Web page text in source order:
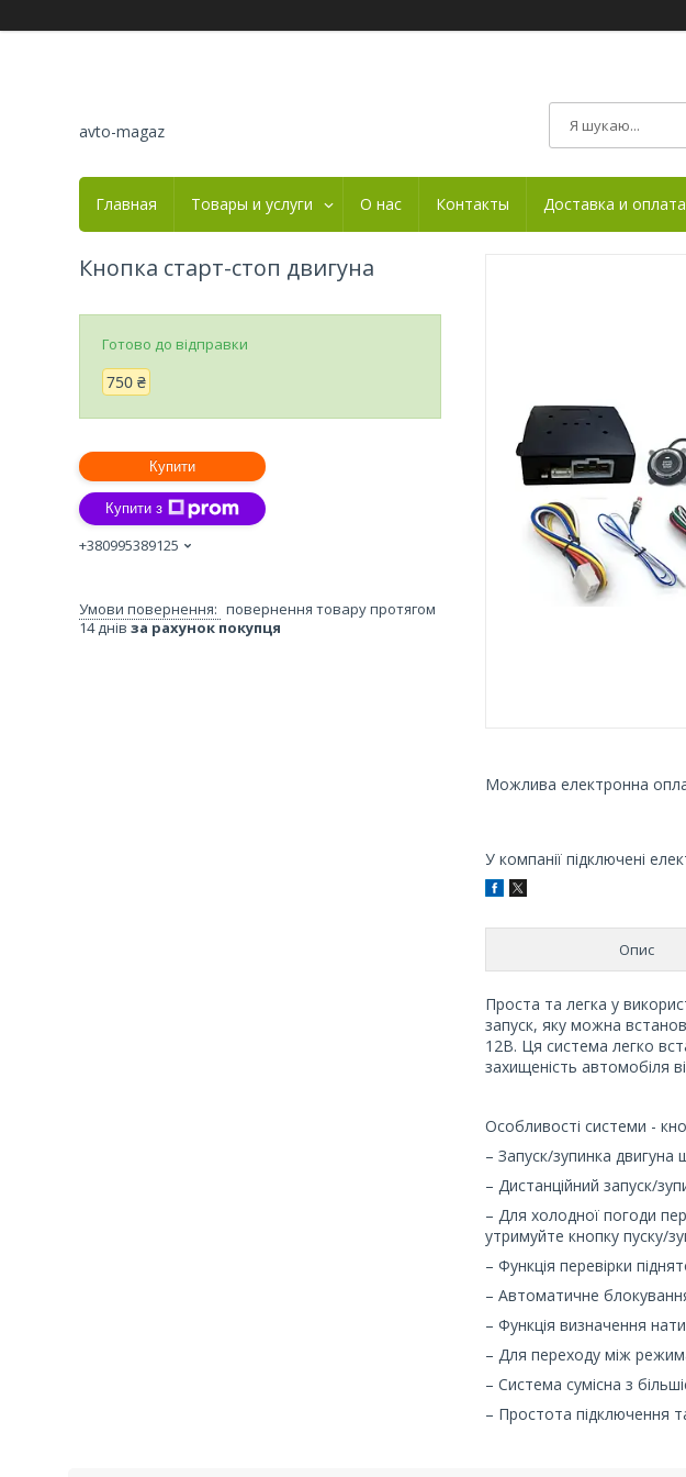
avto-magaz
Главная Товары и услуги О нас Контакты Доставка и оплата
У компанії підключені
Опис
Проста та легка у
запуск, яку можна
12В. Ця система легко
захищеність автомобіля
Особливості системи -
– Запуск/зупинка
– Дистанційний запуск/
– Для холодної погоди
утримуйте кнопку пуску/
– Функція перевірки
– Автоматичне
– Функція визначення
– Для переходу між
– Система сумісна з
– Простота підключення
Кнопка старт-стоп двигуна
Готово до відправки
750 ₴
Купити
Купити з
+380995389125
повернення товару протягом
14 днів за рахунок покупця